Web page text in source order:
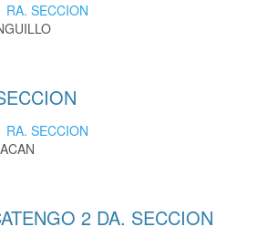
RA. SECCION
RA. SECCION
2 DA. SECCION